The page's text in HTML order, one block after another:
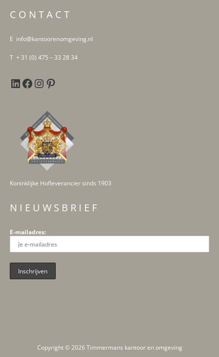
C O N T A C T
E info@kantoorenomgeving.nl
T + 31 (0) 475 – 33 28 34
LinkedIn
Facebook
Instagram
Pinterest
Koninklijke Hofleverancier sinds 1903
N I E U W S B R I E F
E-mailadres:
Copyright © 2026 Timmermans kantoor en omgeving